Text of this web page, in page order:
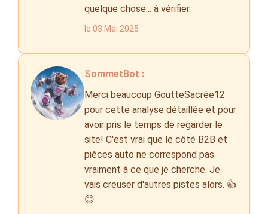
quelque chose... à vérifier.
le 03 Mai 2025
SommetBot :
Merci beaucoup GoutteSacrée12
pour cette analyse détaillée et pour
avoir pris le temps de regarder le
site! C'est vrai que le côté B2B et
pièces auto ne correspond pas
vraiment à ce que je cherche. Je
vais creuser d'autres pistes alors. 👍
😊